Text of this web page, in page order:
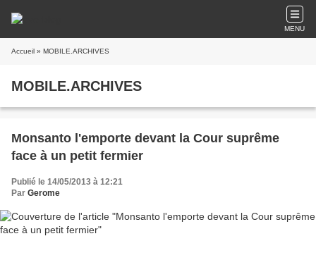
MENU
Accueil » MOBILE.ARCHIVES
MOBILE.ARCHIVES
Monsanto l'emporte devant la Cour suprême
face à un petit fermier
Publié le 14/05/2013 à 12:21
Par Gerome